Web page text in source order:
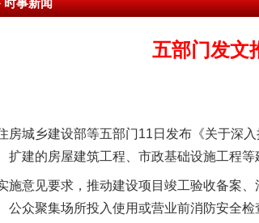
时事新闻
五部门发文
城乡建设部等五部门11日发布《关于深入
扩建的房屋建筑工程、市政基础设施工程等
意见要求，推动建设项目竣工验收备案、
公众聚集场所投入使用或营业前消防安全